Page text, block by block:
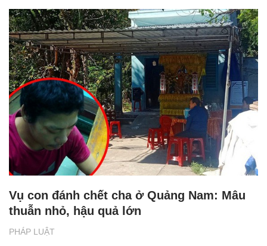
PHÁP LUẬT
Vụ con đánh chết cha ở Quảng Nam: Mâu
thuẫn nhỏ, hậu quả lớn